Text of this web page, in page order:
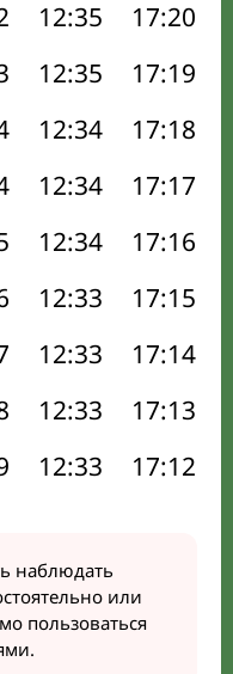
12:35 17:20
12:35 17:19
12:34 17:18
12:34 17:17
12:34 17:16
12:33 17:15
12:33 17:14
12:33 17:13
12:33 17:12
наблюдать
или
пользоваться